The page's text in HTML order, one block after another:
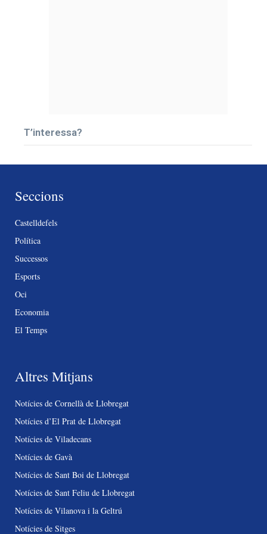
T’interessa?
Seccions
Castelldefels
Política
Successos
Esports
Oci
Economia
El Temps
Altres Mitjans
Notícies de Cornellà de Llobregat
Notícies d’El Prat de Llobregat
Notícies de Viladecans
Notícies de Gavà
Notícies de Sant Boi de Llobregat
Notícies de Sant Feliu de Llobregat
Notícies de Vilanova i la Geltrú
Notícies de Sitges